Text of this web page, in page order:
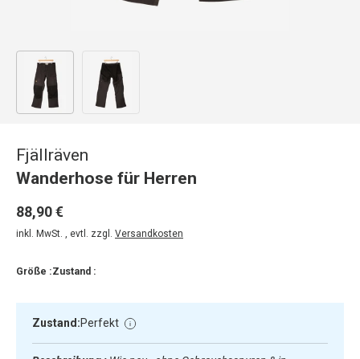
Bild 1 in Galerieansicht laden
Fjällräven
Wanderhose für Herren
88,90 €
inkl. MwSt. , evtl. zzgl. Versandkosten
Größe :Zustand :
Zustand:Perfekt